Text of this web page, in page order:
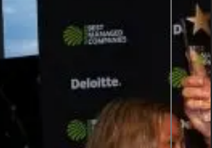
jobb
på Sigma Technology
Talent
network